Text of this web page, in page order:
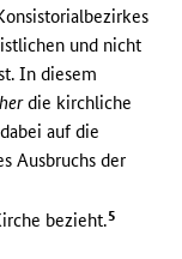
und nicht
In diesem
die kirchliche
auf die
Ausbruchs der
bezieht.5